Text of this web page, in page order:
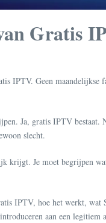
Gratis
Geen maandelijkse
Ja, gratis IPTV
slecht.
Je moet begrijpen
IPTV, hoe het werkt,
aan een